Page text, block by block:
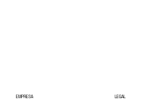
EMPRESA LEGAL